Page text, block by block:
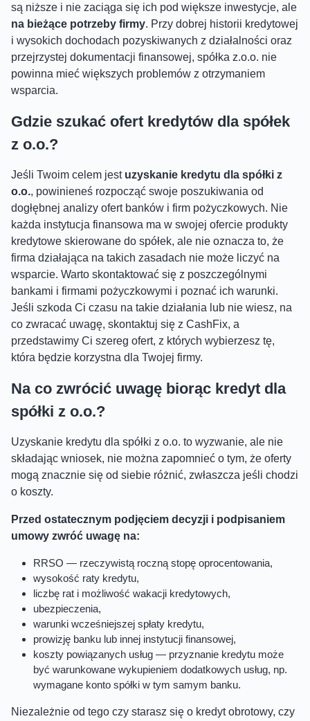
są niższe i nie zaciąga się ich pod większe inwestycje, ale
na bieżące potrzeby firmy. Przy dobrej historii kredytowej
i wysokich dochodach pozyskiwanych z działalności oraz
przejrzystej dokumentacji finansowej, spółka z.o.o. nie
powinna mieć większych problemów z otrzymaniem
wsparcia.
Gdzie szukać ofert kredytów dla spółek
z o.o.?
Jeśli Twoim celem jest uzyskanie kredytu dla spółki z
o.o., powinieneś rozpocząć swoje poszukiwania od
dogłębnej analizy ofert banków i firm pożyczkowych. Nie
każda instytucja finansowa ma w swojej ofercie produkty
kredytowe skierowane do spółek, ale nie oznacza to, że
firma działająca na takich zasadach nie może liczyć na
wsparcie. Warto skontaktować się z poszczególnymi
bankami i firmami pożyczkowymi i poznać ich warunki.
Jeśli szkoda Ci czasu na takie działania lub nie wiesz, na
co zwracać uwagę, skontaktuj się z CashFix, a
przedstawimy Ci szereg ofert, z których wybierzesz tę,
która będzie korzystna dla Twojej firmy.
Na co zwrócić uwagę biorąc kredyt dla
spółki z o.o.?
Uzyskanie kredytu dla spółki z o.o. to wyzwanie, ale nie
składając wniosek, nie można zapomnieć o tym, że oferty
mogą znacznie się od siebie różnić, zwłaszcza jeśli chodzi
o koszty.
Przed ostatecznym podjęciem decyzji i podpisaniem
umowy zwróć uwagę na:
RRSO — rzeczywistą roczną stopę oprocentowania,
wysokość raty kredytu,
liczbę rat i możliwość wakacji kredytowych,
ubezpieczenia,
warunki wcześniejszej spłaty kredytu,
prowizję banku lub innej instytucji finansowej,
koszty powiązanych usług — przyznanie kredytu może
być warunkowane wykupieniem dodatkowych usług, np.
wymagane konto spółki w tym samym banku.
Niezależnie od tego czy starasz się o kredyt obrotowy, czy